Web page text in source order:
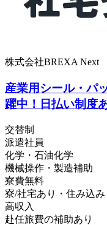
株式会社BREXA Next
産業用シール・パ
躍中！日払い制度
交替制
派遣社員
化学・石油化学
機械操作・製造補助
寮費無料
寮/社宅あり・住み込み
高収入
赴任旅費の補助あり